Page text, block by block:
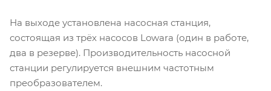
На выходе установлена насосная станция,
состоящая из трёх насосов Lowara (один в работе,
два в резерве). Производительность насосной
станции регулируется внешним частотным
преобразователем.